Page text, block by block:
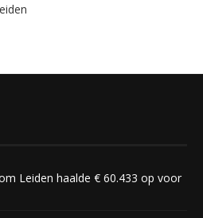
Leiden haalde € 60.433 op voor